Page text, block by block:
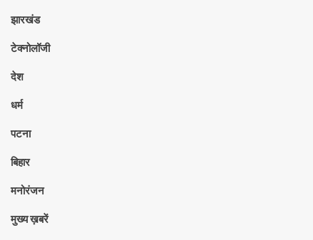
झारखंड
टेक्नोलॉजी
देश
धर्म
पटना
बिहार
मनोरंजन
मुख्य ख़बरें